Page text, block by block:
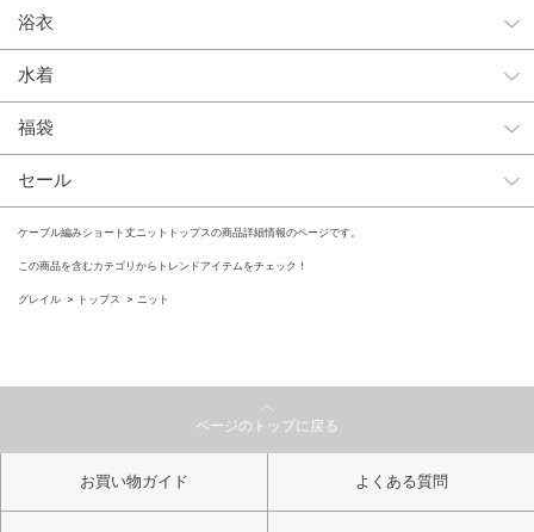
浴衣
水着
福袋
セール
ケーブル編みショート丈ニットトップスの商品詳細情報のページです。
この商品を含むカテゴリからトレンドアイテムをチェック！
グレイル トップス ニット
ページのトップに戻る
お買い物ガイド よくある質問